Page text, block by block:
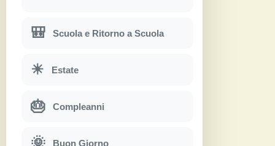
🎒 Scuola e Ritorno a Scuola
☀ Estate
🎂 Compleanni
Buon Giorno